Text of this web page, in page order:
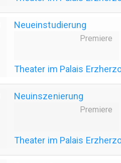
Neueinstudierung
Premiere
Theater im Palais
Neuinszenierung
Premiere
Theater im Palais